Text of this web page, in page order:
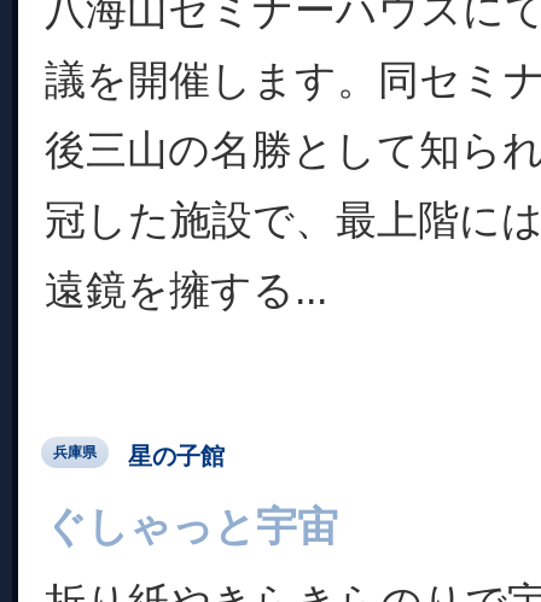
八海山セミナーハウスに
議を開催します。同セミ
後三山の名勝として知ら
冠した施設で、最上階に
遠鏡を擁する...
兵庫県 星の子館
ぐしゃっと宇宙